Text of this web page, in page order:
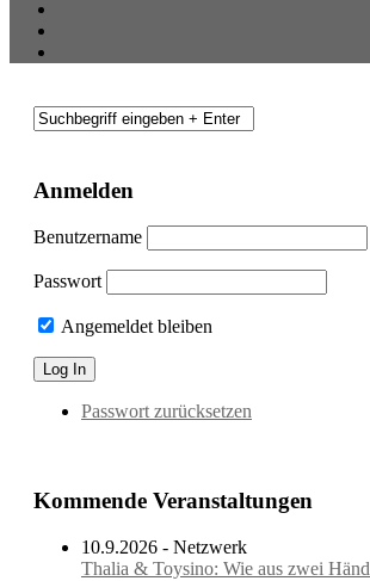
Anmelden
Benutzername
Passwort
Angemeldet bleiben
Passwort zurücksetzen
Kommende Veranstaltungen
10.9.2026 - Netzwerk
Thalia & Toysino: Wie aus zwei